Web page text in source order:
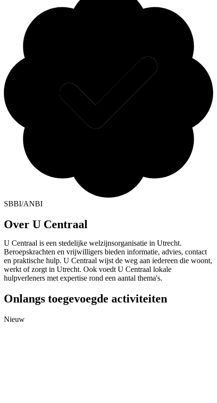
SBBI/ANBI
Over U Centraal
U Centraal is een stedelijke welzijnsorganisatie in Utrecht.
Beroepskrachten en vrijwilligers bieden informatie, advies, contact
en praktische hulp. U Centraal wijst de weg aan iedereen die woont,
werkt of zorgt in Utrecht. Ook voedt U Centraal lokale
hulpverleners met expertise rond een aantal thema's.
Onlangs toegevoegde activiteiten
Nieuw